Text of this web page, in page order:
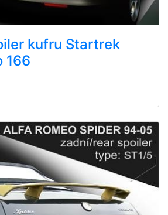
kufru Startrek
166